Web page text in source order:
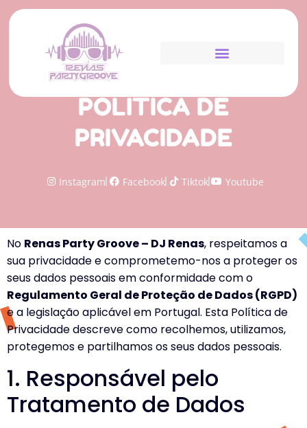
POLÍTICA DE
PRIVACIDADE
Instagram Facebook Tiktok Youtube
No Renas Party Groove – DJ Renas, respeitamos a
sua privacidade e comprometemo-nos a proteger os
seus dados pessoais em conformidade com o
Regulamento Geral de Proteção de Dados (RGPD)
e a legislação aplicável em Portugal. Esta Política de
Privacidade descreve como recolhemos, utilizamos,
protegemos e partilhamos os seus dados pessoais.
1. Responsável pelo
Tratamento de Dados